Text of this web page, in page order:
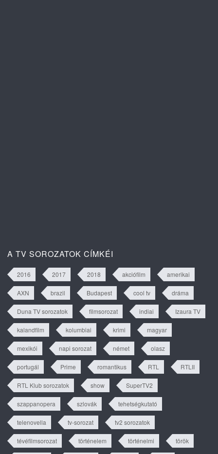
A TV SOROZATOK CÍMKÉI
2016 2017 2018 akciófilm amerikai
AXN brazil Budapest cool tv dráma
Duna TV sorozatok filmsorozat indiai Izaura TV
kalandfilm kolumbiai krimi magyar
mexikói napi sorozat német olasz
portugál Prime romantikus RTL RTLII
RTL Klub sorozatok show SuperTV2
szappanopera szlovák tehetségkutató
telenovella tv-sorozat tv2 sorozatok
tévéfilmsorozat történelem történelmi török